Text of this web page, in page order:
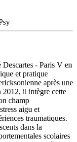
- Paris V en
et pratique
après une
2012, il intègre cette
champ
aigu et
traumatiques.
dans la
scolaires